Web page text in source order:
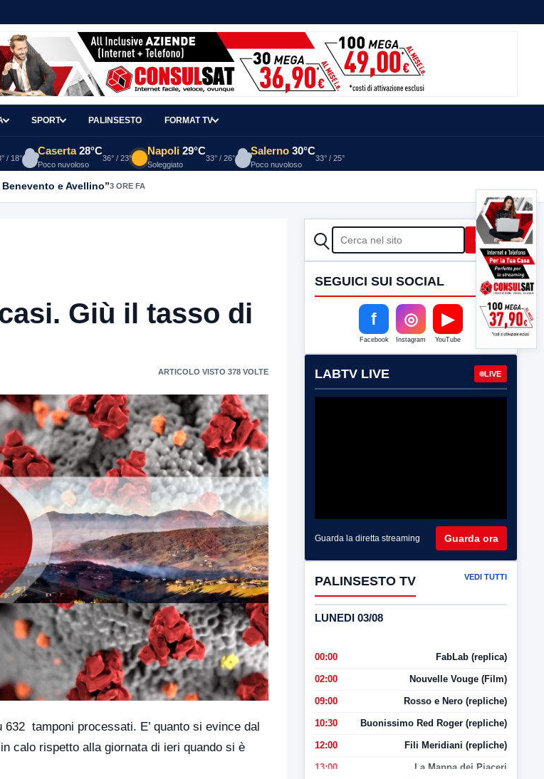
SPORT PALINSESTO FORMAT TV
/ 18°
Caserta 28°C
Poco nuvoloso
36° / 23°
Napoli 29°C
Soleggiato
33° / 26°
Salerno 30°C
Poco nuvoloso
33° / 25°
e Avellino”3 ORE FA
Giù il tasso di
ARTICOLO VISTO 378 VOLTE
tamponi processati. E’ quanto si evince dal
calo rispetto alla giornata di ieri quando si è
CERCA Cerca
SEGUICI SUI SOCIAL
f
Facebook
◎
Instagram
▶
YouTube
LABTV LIVE LIVE
Guarda la diretta streaming Guarda ora
PALINSESTO TV VEDI TUTTI
LUNEDI 03/08
00:00 FabLab (replica)
02:00 Nouvelle Vouge (Film)
09:00 Rosso e Nero (repliche)
10:30 Buonissimo Red Roger (repliche)
12:00 Fili Meridiani (repliche)
13:00 La Mappa dei Piaceri